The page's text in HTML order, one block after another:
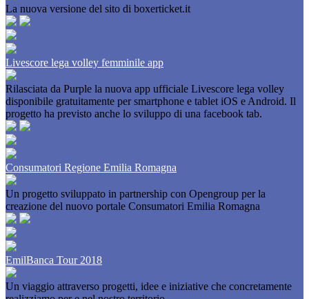
La nuova versione del sito di boxerticket.it
Livescore lega volley femminile app
Rilasciata da Purple la nuova app ufficiale Livescore lega volley
disponibile gratuitamente per smartphone e tablet iOS e Android. Il
progetto ha previsto anche lo sviluppo di una facebook tab.
Consumatori Regione Emilia Romagna
Un progetto sviluppato in partnership con Opengroup per la
creazione del nuovo portale Consumatori Emilia Romagna
EmilBanca Tour 2018
Un viaggio attraverso progetti, idee e iniziative che concretamente